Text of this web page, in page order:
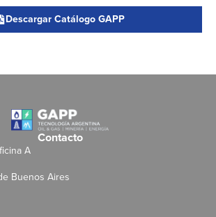
Descargar Catálogo GAPP
Contacto
A
Buenos Aires